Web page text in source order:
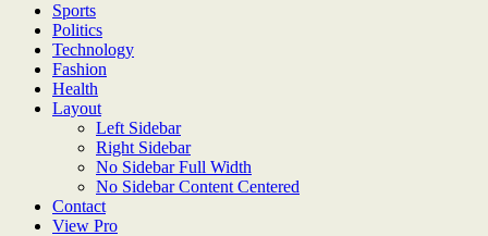
Sports
Politics
Technology
Fashion
Health
Layout
Left Sidebar
Right Sidebar
No Sidebar Full Width
No Sidebar Content Centered
Contact
View Pro